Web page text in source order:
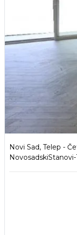
Novi Sad, Telep -